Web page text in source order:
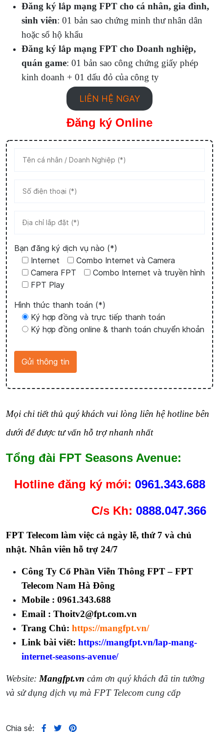
Đăng ký lắp mạng FPT cho cá nhân, gia đình,
sinh viên: 01 bản sao chứng minh thư nhân dân
hoặc sổ hộ khẩu
Đăng ký lắp mạng FPT cho Doanh nghiệp,
quán game: 01 bản sao công chứng giấy phép
kinh doanh + 01 dấu đỏ của công ty
LIÊN HỆ NGAY
Đăng ký Online
Bạn đăng ký dịch vụ nào (*)
Internet
Combo Internet và Camera
Camera FPT
Combo Internet và truyền hình
FPT Play
Hình thức thanh toán (*)
Ký hợp đồng và trực tiếp thanh toán
Ký hợp đồng online & thanh toán chuyển khoản
Mọi chi tiết thủ quý khách vui lòng liên hệ hotline bên
dưới để được tư vấn hỗ trợ nhanh nhất
Tổng đài FPT Seasons Avenue:
Hotlineđăng ký mới: 0961.343.688
C/s Kh: 0888.047.366
FPT Telecom làm việc cả ngày lễ, thứ 7 và chủ
nhật. Nhân viên hỗ trợ 24/7
Công Ty Cổ Phần Viễn Thông FPT – FPT
Telecom Nam Hà Đông
Mobile : 0961.343.688
Email : Thoitv2@fpt.com.vn
Trang Chủ: https://mangfpt.vn/
Link bài viết: https://mangfpt.vn/lap-mang-
internet-seasons-avenue/
Website: Mangfpt.vn cảm ơn quý khách đã tin tưởng
và sử dụng dịch vụ mà FPT Telecom cung cấp
Chia sẻ: